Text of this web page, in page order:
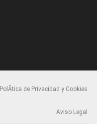
PolÃ­tica de Privacidad y Cookies
Aviso Legal